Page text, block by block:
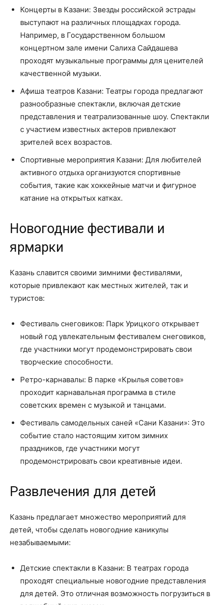
Концерты в Казани: Звезды российской эстрады
выступают на различных площадках города.
Например, в Государственном большом
концертном зале имени Салиха Сайдашева
проходят музыкальные программы для ценителей
качественной музыки.
Афиша театров Казани: Театры города предлагают
разнообразные спектакли, включая детские
представления и театрализованные шоу. Спектакли
с участием известных актеров привлекают
зрителей всех возрастов.
Спортивные мероприятия Казани: Для любителей
активного отдыха организуются спортивные
события, такие как хоккейные матчи и фигурное
катание на открытых катках.
Новогодние фестивали и
ярмарки
Казань славится своими зимними фестивалями,
которые привлекают как местных жителей, так и
туристов:
Фестиваль снеговиков: Парк Урицкого открывает
новый год увлекательным фестивалем снеговиков,
где участники могут продемонстрировать свои
творческие способности.
Ретро-карнавалы: В парке «Крылья советов»
проходит карнавальная программа в стиле
советских времен с музыкой и танцами.
Фестиваль самодельных саней «Сани Казани»: Это
событие стало настоящим хитом зимних
праздников, где участники могут
продемонстрировать свои креативные идеи.
Развлечения для детей
Казань предлагает множество мероприятий для
детей, чтобы сделать новогодние каникулы
незабываемыми:
Детские спектакли в Казани: В театрах города
проходят специальные новогодние представления
для детей. Это отличная возможность погрузиться в